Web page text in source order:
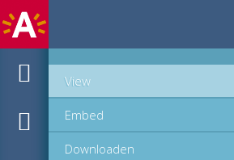
View
Embed
Downloaden